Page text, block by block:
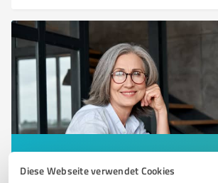
Diese Webseite verwendet Cookies